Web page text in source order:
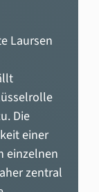
Laursen
Die
einer
einzelnen
zentral